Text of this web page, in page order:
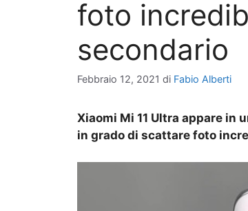
foto
secondario
Febbraio 12, 2021 di Fabio Alberti
Xiaomi Mi 11 Ultra appare in
in grado di scattare foto